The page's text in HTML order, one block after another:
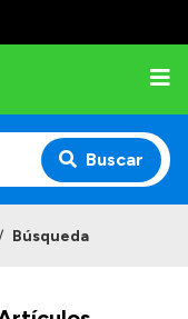
Buscar
Búsqueda